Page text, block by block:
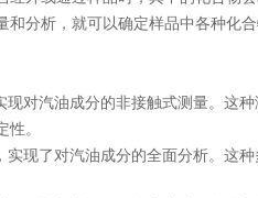
分析，就可以确定样品中各种化
对汽油成分的非接触式测量。这种
。
现了对汽油成分的全面分析。这种